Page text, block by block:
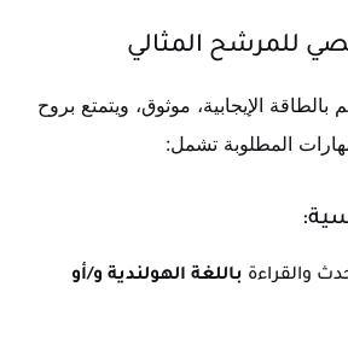
للمرشح المثالي
الإيجابية، موثوق، ويتمتع بروح
المطلوبة تشمل:
والقراءة باللغة الهولندية و/أو